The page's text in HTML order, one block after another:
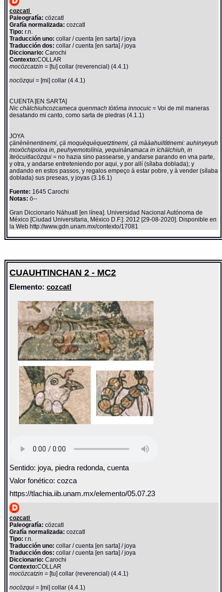
cozcatl
Paleografía: cözcatl
Grafía normalizada: cozcatl
Tipo: r.n.
Traducción uno: collar / cuenta [en sarta] / joya
Traducción dos: collar / cuenta [en sarta] / joya
Diccionario:Carochi
Contexto:COLLAR
mocözcatzin= [tu] collar (reverencial) (4.4.1)
nocözqui= [mi] collar (4.4.1)
CUENTA [EN SARTA]
Nic chälchiuhcozcameca quenmach tòtóma innocuic= Voi de mil maneras
desatando mi canto, como sarta de piedras (4.1.1)
JOYA
çänènènentinemi, çä moquèquèquetztinemi, çä mààahuiltìtinemi: auhinyeyuh
moxöchipoloa in, peuhyemotolïnia, yequinànamaca in ïchälchiuh, in
ïteöcuitlacözqui= no hazia sino passearse, y andarse parando en vna parte,
y otra, y andarse entreteniendo por aqui, y por allí (sílaba doblada); y
andando en estos passos, y regalos empeço à estar pobre, y à vender (sílaba
doblada) sus preseas, y joyas (3.16.1)
Fuente: 1645 Carochi
Notas: ö--
Gran Diccionario Náhuatl [en línea]. Universidad Nacional Autónoma de
México [Ciudad Universitaria, México D.F.]: 2012 [29-08-2020]. Disponible en
la Web http://www.gdn.unam.mx/contexto/17081
CUAUHTINCHAN 2 - MC2
Elemento:cozcatl
Sentido: joya, piedra redonda, cuenta
Valor fonético: cozca
https://tlachia.iib.unam.mx/elemento/05.07.23
cozcatl
Paleografía: cözcatl
Grafía normalizada: cozcatl
Tipo: r.n.
Traducción uno: collar / cuenta [en sarta] / joya
Traducción dos: collar / cuenta [en sarta] / joya
Diccionario:Carochi
Contexto:COLLAR
mocözcatzin= [tu] collar (reverencial) (4.4.1)
nocözqui= [mi] collar (4.4.1)